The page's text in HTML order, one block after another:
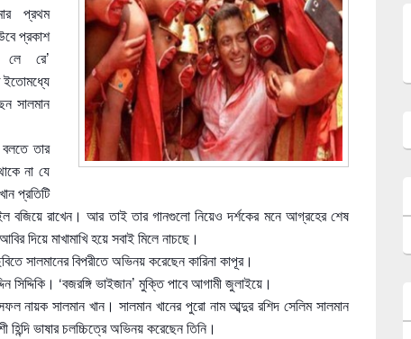
প্রথম
প্রকাশ
রে’
ইতোমধ্যে
সালমান
বলতে তার
না যে
প্রতিটি
বজিয়ে রাখেন। আর তাই তার গানগুলো নিয়েও দর্শকের মনে আগ্রহের শেষ
দিয়ে মাখামাখি হয়ে সবাই মিলে নাচছে।
সালমানের বিপরীতে অভিনয় করেছেন কারিনা কাপূর।
সিদ্দিকি। ‘বজরঙ্গি ভাইজান’ মুক্তি পাবে আগামী জুলাইয়ে।
নায়ক সালমান খান। সালমান খানের পুরো নাম আব্দুর রশিদ সেলিম সালমান
ভাষার চলচ্চিত্রে অভিনয় করেছেন তিনি।